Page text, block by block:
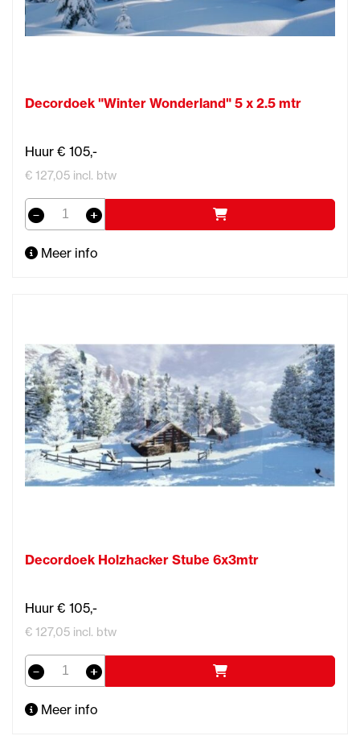
Decordoek "Winter Wonderland" 5 x 2.5 mtr
Huur € 105,-
€ 127,05 incl. btw
Meer info
Decordoek Holzhacker Stube 6x3mtr
Huur € 105,-
€ 127,05 incl. btw
Meer info